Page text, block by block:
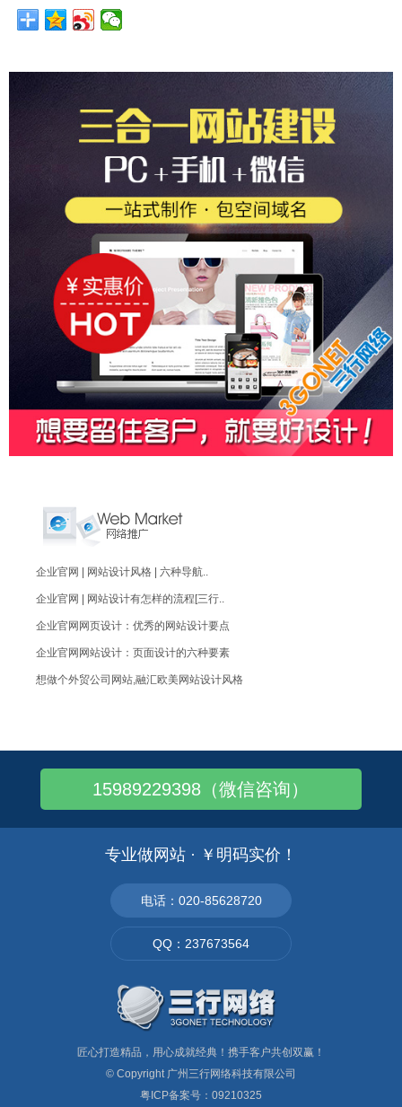
企业官网 | 网站设计风格 | 六种导航..
企业官网 | 网站设计有怎样的流程[三行..
企业官网网页设计：优秀的网站设计要点
企业官网网站设计：页面设计的六种要素
想做个外贸公司网站,融汇欧美网站设计风格
手机APP和手机网站有什么不同呢？
做个手机网站多少钱？
现在企业推广为什么要制作手机网站呢？
企业创建手机网站——5大不要！
15989229398（微信咨询）
专业做网站 · ￥明码实价！
电话：020-85628720
QQ：237673564
匠心打造精品，用心成就经典！携手客户共创双赢！
© Copyright 广州三行网络科技有限公司
粤ICP备案号：09210325